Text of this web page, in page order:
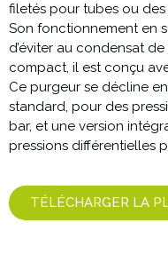
filetés pour tubes ou
Son fonctionnement en
d’éviter au condensat
compact, il est conçu
Ce purgeur se décline
standard, pour des
bar, et une version
pressions différentielles
TÉLÉCHARGER LA